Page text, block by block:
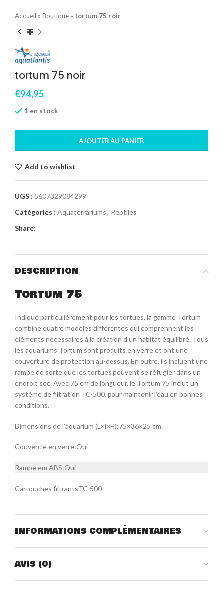
Accueil » Boutique » tortum 75 noir
tortum 75 noir
€94,95
1 en stock
AJOUTER AU PANIER
Add to wishlist
UGS : 5607329084299
Catégories : Aquaterrariums, Reptiles
Share:
DESCRIPTION
Tortum 75
Indiqué particulièrement pour les tortues, la gamme Tortum
combine quatre modèles différentes qui comprennent les
éléments nécessaires à la création d’un habitat équilibré. Tous
les aquariums Tortum sont produits en verre et ont une
couverture de protection au-dessus. En outre, ils incluent une
rampe de sorte que les tortues peuvent se réfugier dans un
endroit sec. Avec 75 cm de longueur, le Tortum 75 inclut un
système de filtration TC-500, pour maintenir l’eau en bonnes
conditions.
Dimensions de l’aquarium (L×l×H):75×36×25 cm
Couvercle en verre:Oui
Rampe em ABS:Oui
Cartouches filtrantsTC-500
INFORMATIONS COMPLÉMENTAIRES
AVIS (0)